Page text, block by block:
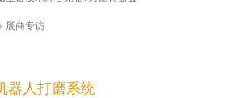
展商专访
器人打磨系统